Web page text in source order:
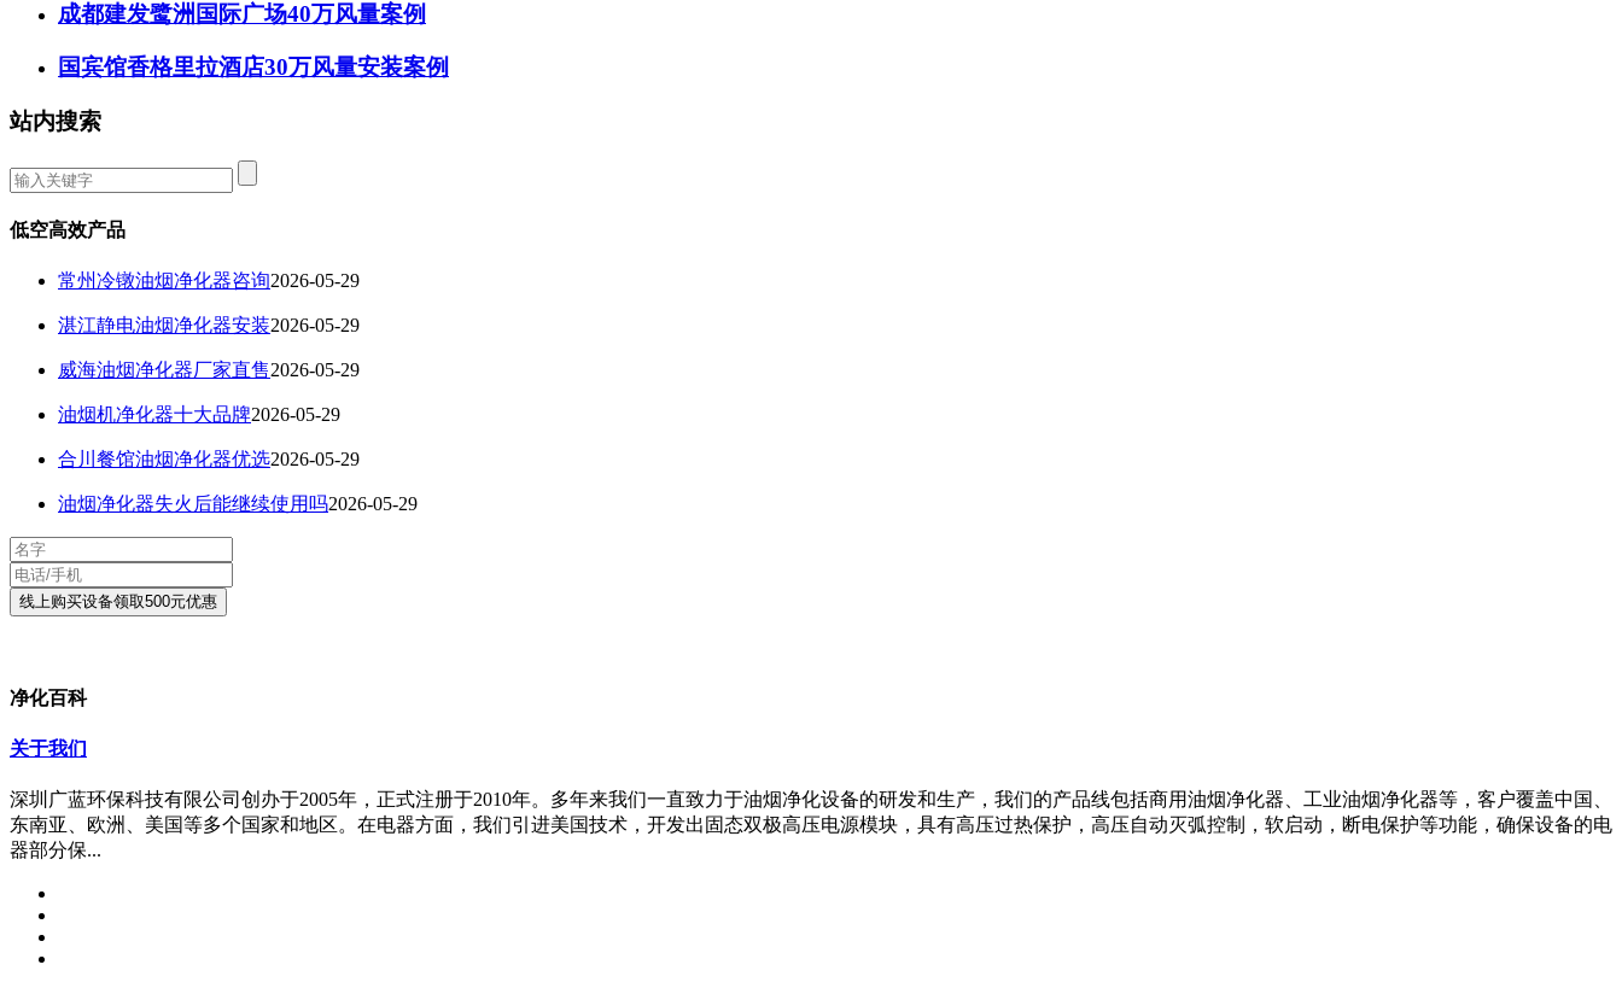
成都建发鹭洲国际广场40万风量案例
国宾馆香格里拉酒店30万风量安装案例
站内搜索
低空高效产品
常州冷镦油烟净化器咨询2026-05-29
湛江静电油烟净化器安装2026-05-29
威海油烟净化器厂家直售2026-05-29
油烟机净化器十大品牌2026-05-29
合川餐馆油烟净化器优选2026-05-29
油烟净化器失火后能继续使用吗2026-05-29
净化百科
关于我们
深圳广蓝环保科技有限公司创办于2005年，正式注册于2010年。多年来我们一直致力于油烟净化设备的研发和生产，我们的产品线包括商用油烟净化器、工业油烟净化器等，客户覆盖中国、
东南亚、欧洲、美国等多个国家和地区。在电器方面，我们引进美国技术，开发出固态双极高压电源模块，具有高压过热保护，高压自动灭弧控制，软启动，断电保护等功能，确保设备的电
器部分保...